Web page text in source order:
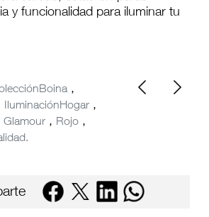
y funcionalidad para iluminar tu
,
IluminaciónHogar ,
Glamour , Rojo ,